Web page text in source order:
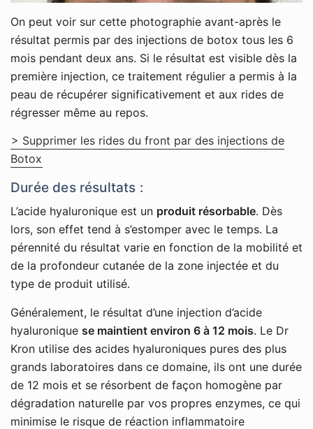
On peut voir sur cette photographie avant-après le
résultat permis par des injections de botox tous les 6
mois pendant deux ans. Si le résultat est visible dès la
première injection, ce traitement régulier a permis à la
peau de récupérer significativement et aux rides de
régresser même au repos.
> Supprimer les rides du front par des injections de
Botox
Durée des résultats :
L’acide hyaluronique est un produit résorbable. Dès
lors, son effet tend à s’estomper avec le temps. La
pérennité du résultat varie en fonction de la mobilité et
de la profondeur cutanée de la zone injectée et du
type de produit utilisé.
Généralement, le résultat d’une injection d’acide
hyaluronique se maintient environ 6 à 12 mois. Le Dr
Kron utilise des acides hyaluroniques pures des plus
grands laboratoires dans ce domaine, ils ont une durée
de 12 mois et se résorbent de façon homogène par
dégradation naturelle par vos propres enzymes, ce qui
minimise le risque de réaction inflammatoire